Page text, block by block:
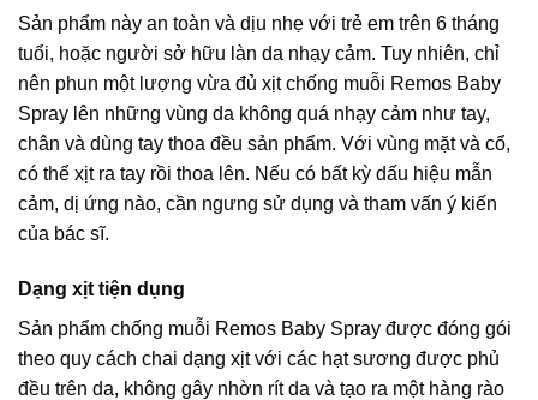
Sản phẩm này an toàn và dịu nhẹ với trẻ em trên 6 tháng
tuổi, hoặc người sở hữu làn da nhạy cảm. Tuy nhiên, chỉ
nên phun một lượng vừa đủ xịt chống muỗi Remos Baby
Spray lên những vùng da không quá nhạy cảm như tay,
chân và dùng tay thoa đều sản phẩm. Với vùng mặt và cổ,
có thể xịt ra tay rồi thoa lên. Nếu có bất kỳ dấu hiệu mẫn
cảm, dị ứng nào, cần ngưng sử dụng và tham vấn ý kiến
của bác sĩ.
Dạng xịt tiện dụng
Sản phẩm chống muỗi Remos Baby Spray được đóng gói
theo quy cách chai dạng xịt với các hạt sương được phủ
đều trên da, không gây nhờn rít da và tạo ra một hàng rào